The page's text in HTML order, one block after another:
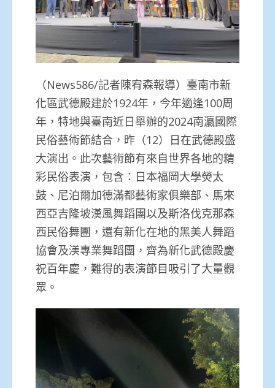
（News586/記者陳宥森報導）臺南市新
化區武德殿建於1924年，今年適逢100周
年，特地與臺南近日舉辦的2024南瀛國際
民俗藝術節結合，昨（12）日在武德殿盛
大演出。此次藝術節有來自世界各地的精
彩民俗表演，包含：日本福岡大學熒太
鼓、尼泊爾加德滿都藝術家俱樂部、馬來
西亞吉隆坡漢風舞蹈團以及斯洛伐克那森
西民俗舞團，還有新化在地的黑美人舞蹈
協會及渼專業舞蹈團，齊為新化武德殿慶
祝百年慶，難得的表演節目吸引了大量觀
眾。